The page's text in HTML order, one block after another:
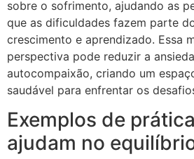
sobre o sofrimento, ajudando as
que as dificuldades fazem parte
crescimento e aprendizado. Essa
perspectiva pode reduzir a
autocompaixão, criando um
saudável para enfrentar os
Exemplos de
ajudam no